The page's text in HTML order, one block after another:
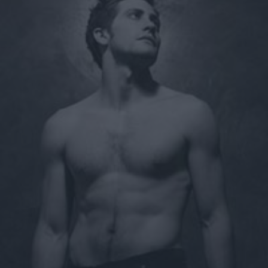
Magazine", dove ha rivelato la sua unica esperienza con
una persona del suo stesso sesso che, a quanto racconta, è
avvenuta quando era solo un ragazzo. Ecco le sue esatte
parole di Favino, riportate da Quotidiano.net: Una volta ci
ho provato, ero un ragazzino. Anzi, è stato lui a provarci
con me. Ma non è stata un'esperienza esaltante. Stavo in
quella fase in cui volevo capire che cosa desideravo dalla
vita. Avevo paura di essere qualcosa di diverso rispetto a
quello che ero e non volevo portarmi il dubbio per tutta la
vita. Essere felice dovrebbe essere consentito a tutti. Un